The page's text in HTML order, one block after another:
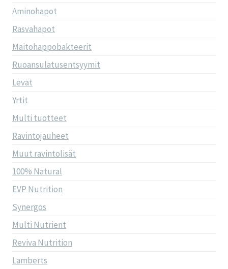
Aminohapot
Rasvahapot
Maitohappobakteerit
Ruoansulatusentsyymit
Levät
Yrtit
Multi tuotteet
Ravintojauheet
Muut ravintolisät
100% Natural
EVP Nutrition
Synergos
Multi Nutrient
Reviva Nutrition
Lamberts